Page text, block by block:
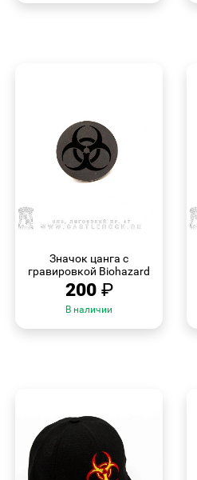
Значок цанга с
гравировкой Biohazard
200 ₽
В наличии